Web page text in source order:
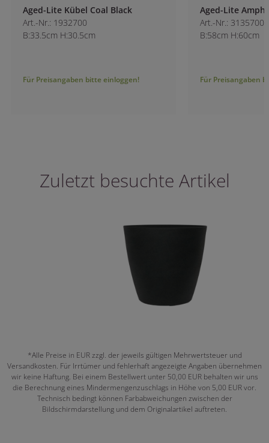
Aged-Lite Kübel Coal Black
Art.-Nr.: 1932700
B:33.5cm H:30.5cm
Für Preisangaben bitte einloggen!
Aged-Lite
Art.-Nr.: 3135700-
B:58cm H:60cm
Für Preisangaben
Zuletzt besuchte Artikel
*Alle Preise in EUR zzgl. der jeweils gültigen Mehrwertsteuer und
Versandkosten. Für Irrtümer und fehlerhaft angezeigte Angaben übernehmen
wir keine Haftung. Bei einem Bestellwert unter 50,00 EUR behalten wir uns
die Berechnung eines Mindermengenzuschlags in Höhe von 5,00 EUR vor.
Technisch bedingt können Farbabweichungen zwischen der
Bildschirmdarstellung und dem Originalartikel auftreten.